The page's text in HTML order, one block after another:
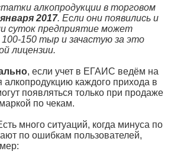
алкопродукции в торговом
2017. Если они появились и
суток предприятие может
150 тыр и зачастую за это
лицензии.
, если учет в ЕГАИС ведём на
алкопродукцию каждого прихода в
появляться только при продаже
по чекам.
много ситуаций, когда минуса по
по ошибкам пользователей,